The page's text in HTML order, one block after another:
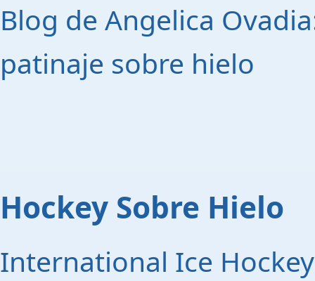
Blog de Angelica
patinaje sobre hielo
Hockey Sobre Hielo
International Ice